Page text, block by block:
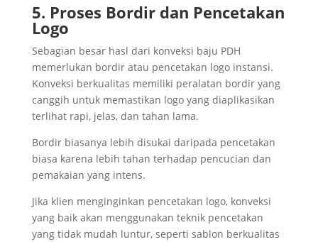
5. Proses Bordir dan Pencetakan
Logo
Sebagian besar hasl dari konveksi baju PDH
memerlukan bordir atau pencetakan logo instansi.
Konveksi berkualitas memiliki peralatan bordir yang
canggih untuk memastikan logo yang diaplikasikan
terlihat rapi, jelas, dan tahan lama.
Bordir biasanya lebih disukai daripada pencetakan
biasa karena lebih tahan terhadap pencucian dan
pemakaian yang intens.
Jika klien menginginkan pencetakan logo, konveksi
yang baik akan menggunakan teknik pencetakan
yang tidak mudah luntur, seperti sablon berkualitas